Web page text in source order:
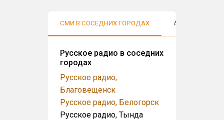
СМИ В СОСЕДНИХ ГОРОДАХ АУДИТОРИЯ
Русское радио в соседних
городах
Русское радио,
Благовещенск
Русское радио, Белогорск
Русское радио, Тында